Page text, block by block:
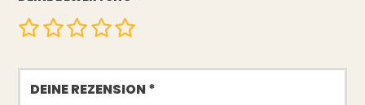
Deine
Rezension